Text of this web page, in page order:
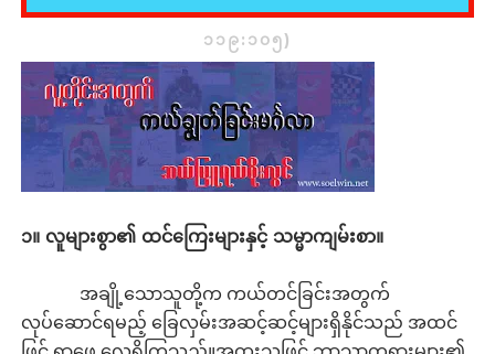
၁၁၉:၁၀၅)
၁။ လူများစွာ၏ ထင်ကြေးများနှင့် သမ္မာကျမ်းစာ။
အချို့သောသူတို့က ကယ်တင်ခြင်းအတွက်
လုပ်ဆောင်ရမည့် ခြေလှမ်းအဆင့်ဆင့်များရှိနိုင်သည် အထင်